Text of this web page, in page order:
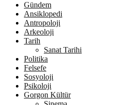
Gündem
Ansiklopedi
Antropoloji
Arkeoloji
Tarih
Sanat Tarihi
Politika
Felsefe
Sosyoloji
Psikoloji
Gorgon Kültür